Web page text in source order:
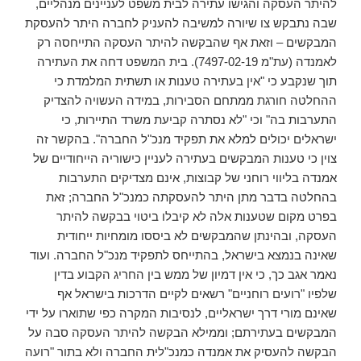
להיתר העסקה והגישו עתירה לבית משפט לעניינים מנהליים,
שבה נתבקש צו שיורה למשיבה להעניק לחברה היתר להעסקת
המבקשים – וזאת אף שהבקשה להיתר העסקה התייחסה רק
לאמנדה (עת"מ 7497-02-19). בית המשפט דחה את העתירה
תוך שנקבע כי "אין בעתירה טענות או תשתית המלמדת כי
ההחלטה חורגת ממתחם הסבירות, במידה העשויה להצדיק
התערבות בה" וכי "לא נסתרה קביעת משרד התיירות, כי
ישראלים יכולים למלא את תפקיד מנכ"ל החברה". בהקשר זה
צוין כי טענות המבקשים בעתירה לעניין כישוריה הייחודיים של
אמנדה בליווי רוחני של קבוצות, אינם מצדיקים התערבות
בהחלטה בדבר מתן היתר להעסקתה כמנכ"ל החברה; זאת
בפרט מקום שטענות אלה לא קיבלו ביטוי בבקשה להיתר
העסקה, ובהינתן שהמבקשים לא ביססו מומחיות ייחודית
שאינה בנמצא בישראל, בהתייחס לתפקיד מנכ"ל החברה. ועוד
נאמר אגב כך, כי אין דמיון של ממש בין החריג הקבוע בדין
שלפיו "רועים רוחניים" רשאים לקיים הדרכות בישראל אף
שאינם מורי דרך ישראליים, לנסיבות המקרה כפי שתוארו על ידי
המבקשים בעתירתם; וממילא הבקשה להיתר העסקה סבה על
הבקשה להעסיק את אמנדה כמנכ"לית החברה ולא בתור "רועה